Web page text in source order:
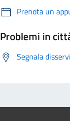
Prenota un
Problemi in
Segnala